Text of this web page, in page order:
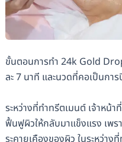
ขั้นตอนการทำ 24k Gold
ละ 7 นาที และนวดที่คอเป็นกา
ระหว่างที่ทำทรีตเมนต์ เจ้าหน้
ฟื้นฟูผิวให้กลับมาแข็งแรง เพร
ระคายเคืองของผิว ในระหว่า